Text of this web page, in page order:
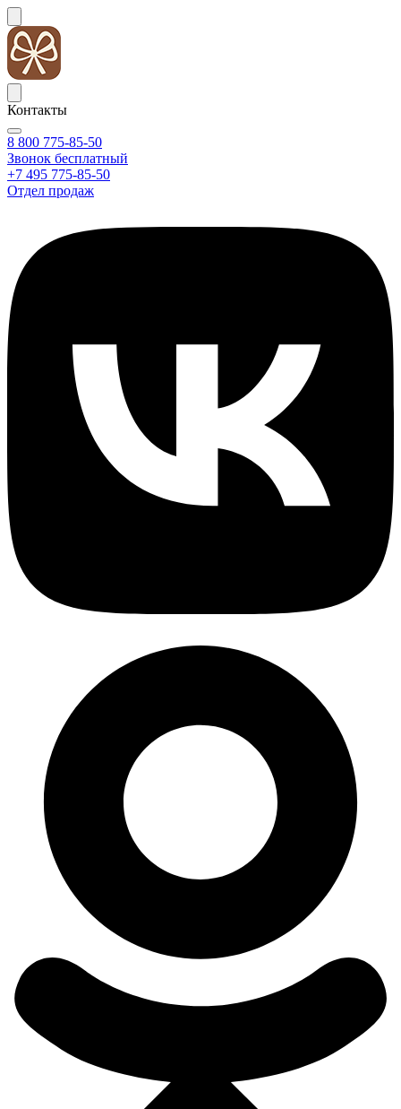
Контакты
8 800 775-85-50
Звонок бесплатный
+7 495 775-85-50
Отдел продаж